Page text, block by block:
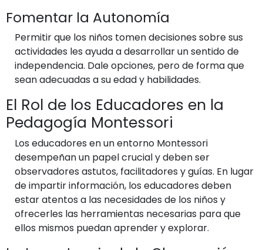
Fomentar la Autonomía
Permitir que los niños tomen decisiones sobre sus
actividades les ayuda a desarrollar un sentido de
independencia. Dale opciones, pero de forma que
sean adecuadas a su edad y habilidades.
El Rol de los Educadores en la
Pedagogía Montessori
Los educadores en un entorno Montessori
desempeñan un papel crucial y deben ser
observadores astutos, facilitadores y guías. En lugar
de impartir información, los educadores deben
estar atentos a las necesidades de los niños y
ofrecerles las herramientas necesarias para que
ellos mismos puedan aprender y explorar.